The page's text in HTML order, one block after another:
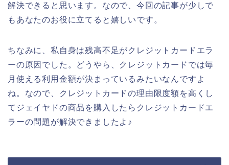
解決できると思います。なので、今回の記事が少しで
もあなたのお役に立てると嬉しいです。
ちなみに、私自身は残高不足がクレジットカードエラ
ーの原因でした。どうやら、クレジットカードでは毎
月使える利用金額が決まっているみたいなんですよ
ね。なので、クレジットカードの理由限度額を高くし
てジェイヤドの商品を購入したらクレジットカードエ
ラーの問題が解決できましたよ♪